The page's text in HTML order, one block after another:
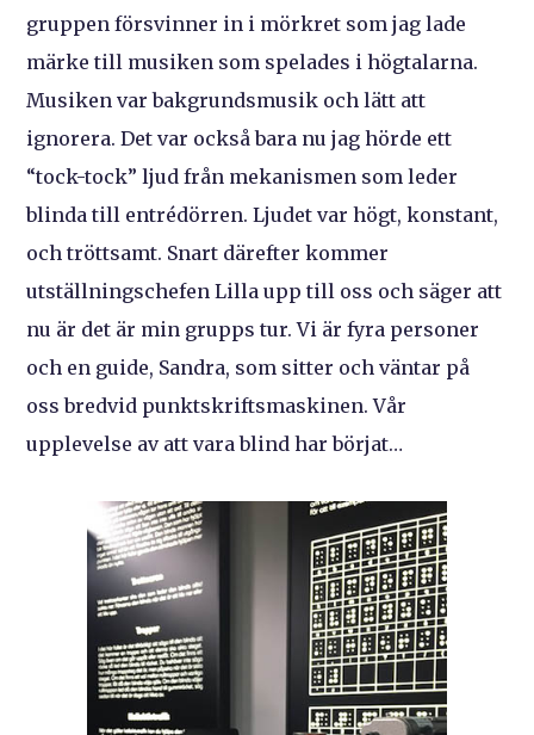
gruppen försvinner in i mörkret som jag lade
märke till musiken som spelades i högtalarna.
Musiken var bakgrundsmusik och lätt att
ignorera. Det var också bara nu jag hörde ett
“tock-tock” ljud från mekanismen som leder
blinda till entrédörren. Ljudet var högt, konstant,
och tröttsamt. Snart därefter kommer
utställningschefen Lilla upp till oss och säger att
nu är det är min grupps tur. Vi är fyra personer
och en guide, Sandra, som sitter och väntar på
oss bredvid punktskriftsmaskinen. Vår
upplevelse av att vara blind har börjat…